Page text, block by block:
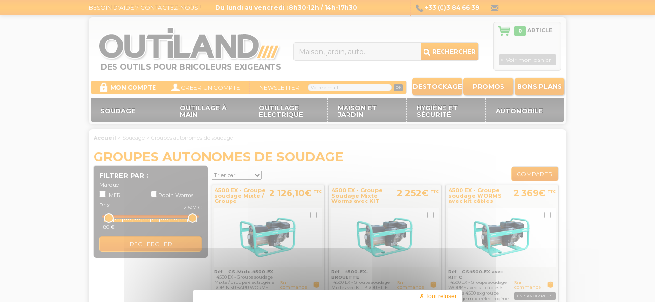
BESOIN D’AIDE ? CONTACTEZ-NOUS ! Du lundi au vendredi : 8h30-12h / 14h-17h30 +33 (0)3 84 66 39
DES OUTILS POUR BRICOLEURS EXIGEANTS
DESTOCKAGE PROMOS BONS PLANS
MON COMPTE CREER UN COMPTE NEWSLETTER OK
RECHERCHER
0 ARTICLE
> Voir mon panier
SOUDAGE
OUTILLAGE À
MAIN
OUTILLAGE
ELECTRIQUE
MAISON ET
JARDIN
HYGIÈNE ET
SÉCURITÉ
AUTOMOBILE
Accueil > Soudage > Groupes autonomes de soudage
GROUPES AUTONOMES DE SOUDAGE
FILTRER PAR :
Marque
IMER
Robin Worms
Prix
80 €
2 507 €
COMPARER
4500 EX - Groupe
soudage Mixte /
Groupe
2 126,10€ TTC
Réf. : GS-Mixte-4500-EX
4500 EX - Groupe soudage
Mixte / Groupe électrogène
ROBIN SUBARU WORMS
Sur
commande
4500 EX - Groupe
Soudage Mixte
Worms avec KIT
2 252€ TTC
Réf. : 4500-EX-
BROUETTE
4500 EX - Groupe soudage
Mixte avec KIT BROUETTE
Sur
commande
EN SAVOIR PLUS
4500 EX - Groupe
soudage WORMS
avec kit câbles
2 369€ TTC
Réf. : GS4500-EX avec
KIT C
4500 EX - Groupe soudage
WORMS avec kit câbles 5
mètres 4500 ex groupe
soudage mixte électrogène
Sur
commande
EN SAVOIR PLUS
Tout refuser